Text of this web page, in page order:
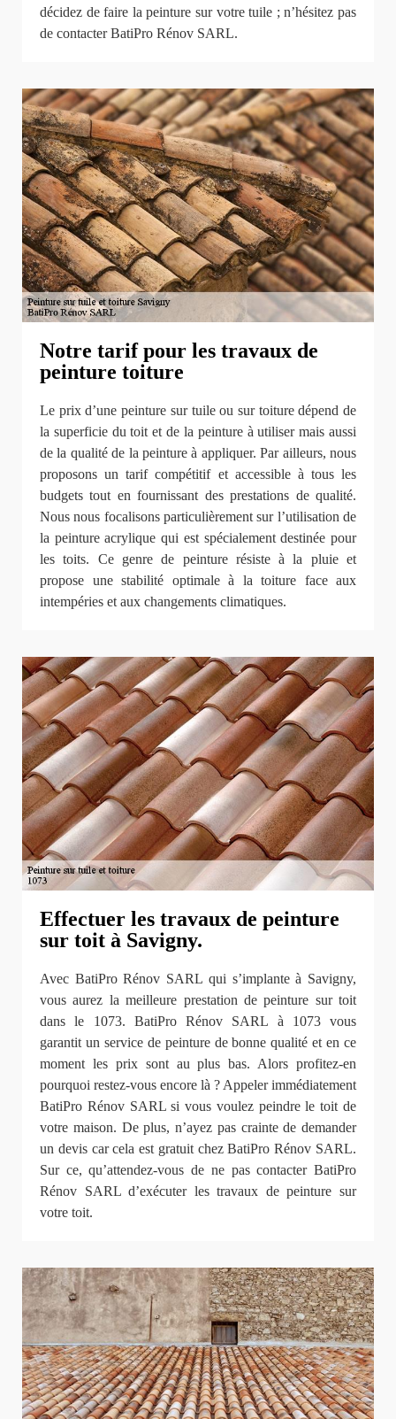
décidez de faire la peinture sur votre tuile ; n’hésitez pas
de contacter BatiPro Rénov SARL.
Notre tarif pour les travaux de
peinture toiture
Le prix d’une peinture sur tuile ou sur toiture dépend de
la superficie du toit et de la peinture à utiliser mais aussi
de la qualité de la peinture à appliquer. Par ailleurs, nous
proposons un tarif compétitif et accessible à tous les
budgets tout en fournissant des prestations de qualité.
Nous nous focalisons particulièrement sur l’utilisation de
la peinture acrylique qui est spécialement destinée pour
les toits. Ce genre de peinture résiste à la pluie et
propose une stabilité optimale à la toiture face aux
intempéries et aux changements climatiques.
Effectuer les travaux de peinture
sur toit à Savigny.
Avec BatiPro Rénov SARL qui s’implante à Savigny,
vous aurez la meilleure prestation de peinture sur toit
dans le 1073. BatiPro Rénov SARL à 1073 vous
garantit un service de peinture de bonne qualité et en ce
moment les prix sont au plus bas. Alors profitez-en
pourquoi restez-vous encore là ? Appeler immédiatement
BatiPro Rénov SARL si vous voulez peindre le toit de
votre maison. De plus, n’ayez pas crainte de demander
un devis car cela est gratuit chez BatiPro Rénov SARL.
Sur ce, qu’attendez-vous de ne pas contacter BatiPro
Rénov SARL d’exécuter les travaux de peinture sur
votre toit.